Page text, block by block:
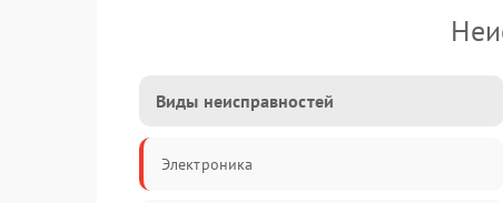
Виды неисправностей
Электроника